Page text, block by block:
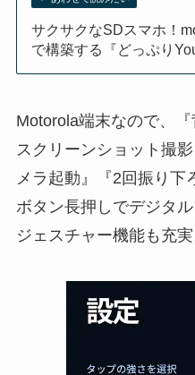
サクサクなSDスマホ！
で構築する『どっぷり
Motorola端末なので、
スクリーンショット撮
メラ起動』『2回振り下
ボタン長押しでデジタ
ジェスチャー機能も充実